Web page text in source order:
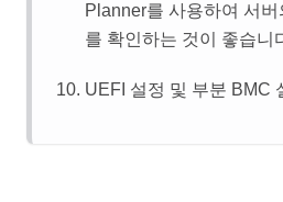
Planner를 사용하여 서
를 확인하는 것이 좋습니
UEFI 설정 및 부분 BMC